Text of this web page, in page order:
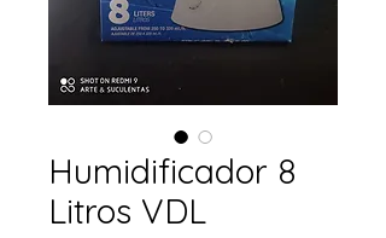
Humidificador 8
Litros VDL